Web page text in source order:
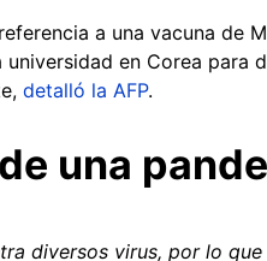
a una vacuna de
en Corea para
detalló la AFP.
una
diversos virus, por lo